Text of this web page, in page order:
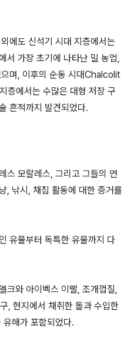
에도 신석기 시대 지층에서는
서 가장 초기에 나타난 밀 농업,
며, 이후의 순동 시대Chalcolit
층에서는 수많은 대형 저장 구
흔적까지 발견되었다.
스 모랄레스, 그리고 그들의 연
, 낚시, 채집 활동에 대한 증거를
유물부터 독특한 유물까지 다
크와 아이벡스 이빨, 조개껍질,
, 현지에서 채취한 돌과 수입한
해가 포함되었다.